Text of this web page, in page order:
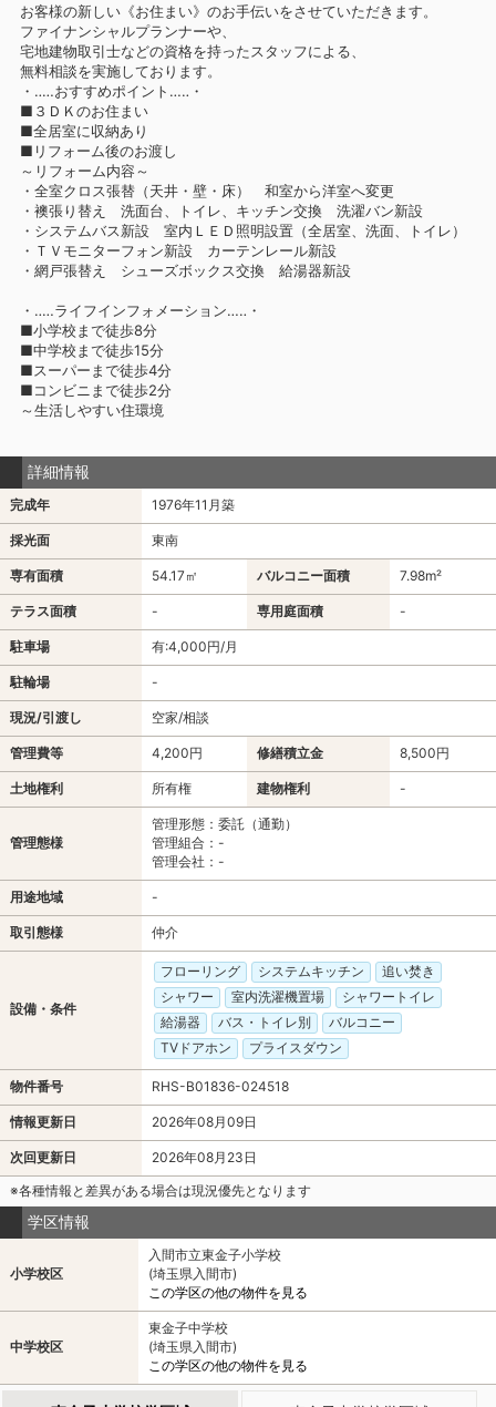
お客様の新しい《お住まい》のお手伝いをさせていただきます。
ファイナンシャルプランナーや、
宅地建物取引士などの資格を持ったスタッフによる、
無料相談を実施しております。
・‥…おすすめポイント…‥・
■３ＤＫのお住まい
■全居室に収納あり
■リフォーム後のお渡し
～リフォーム内容～
・全室クロス張替（天井・壁・床） 和室から洋室へ変更
・襖張り替え 洗面台、トイレ、キッチン交換 洗濯バン新設
・システムバス新設 室内ＬＥＤ照明設置（全居室、洗面、トイレ）
・ＴＶモニターフォン新設 カーテンレール新設
・網戸張替え シューズボックス交換 給湯器新設
・‥…ライフインフォメーション…‥・
■小学校まで徒歩8分
■中学校まで徒歩15分
■スーパーまで徒歩4分
■コンビニまで徒歩2分
～生活しやすい住環境
詳細情報
完成年 1976年11月築
採光面 東南
専有面積 54.17㎡ バルコニー面積 7.98m²
テラス面積 - 専用庭面積 -
駐車場 有:4,000円/月
駐輪場 -
現況/引渡し 空家/相談
管理費等 4,200円 修繕積立金 8,500円
土地権利 所有権 建物権利 -
管理態様
管理形態：委託（通勤）
管理組合：-
管理会社：-
用途地域 -
取引態様 仲介
設備・条件
フローリング システムキッチン
追い焚き
シャワー
室内洗濯機置場
シャワートイレ
給湯器
バス・トイレ別
バルコニー
TVドアホン
プライスダウン
物件番号 RHS-B01836-024518
情報更新日 2026年08月09日
次回更新日
2026年08月23日
※各種情報と差異がある場合は現況優先となります
学区情報
小学校区
入間市立東金子小学校
(埼玉県入間市)
この学区の他の物件を見る
中学校区
東金子中学校
(埼玉県入間市)
この学区の他の物件を見る